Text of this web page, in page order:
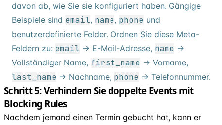
davon ab, wie Sie sie konfiguriert haben. Gängige
Beispiele sind email, name, phone und
benutzerdefinierte Felder. Ordnen Sie diese Meta-
Feldern zu: email → E-Mail-Adresse, name →
Vollständiger Name, first name → Vorname,
last name → Nachname, phone → Telefonnummer.
Schritt 5: Verhindern Sie doppelte Events mit
Blocking Rules
Nachdem jemand einen Termin gebucht hat, kann er